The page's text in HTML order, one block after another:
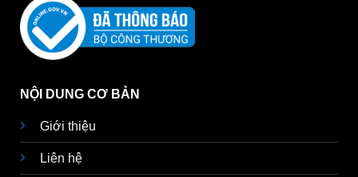
NỘI DUNG CƠ BẢN
Giới thiệu
Liên hệ